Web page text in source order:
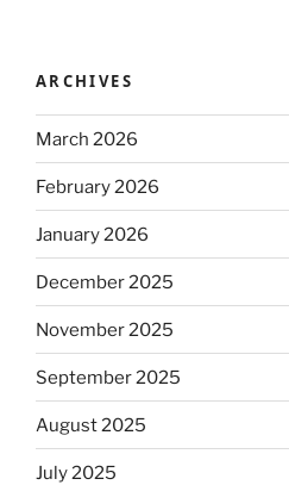
ARCHIVES
March 2026
February 2026
January 2026
December 2025
November 2025
September 2025
August 2025
July 2025